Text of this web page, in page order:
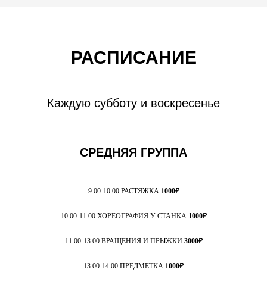
РАСПИСАНИЕ
Каждую субботу и воскресенье
СРЕДНЯЯ ГРУППА
9:00-10:00 РАСТЯЖКА 1000₽
10:00-11:00 ХОРЕОГРАФИЯ У СТАНКА 1000₽
11:00-13:00 ВРАЩЕНИЯ И ПРЫЖКИ 3000₽
13:00-14:00 ПРЕДМЕТКА 1000₽